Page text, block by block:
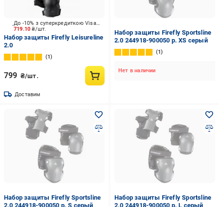
719.10₴/шт.
До -10% з суперкредиткою Visa Вигода
Набор защиты Firefly Leisureline
2.0
1
799 ₴/шт.
Доставим
Набор защиты Firefly Sportsline
2.0 244918-900050 р. XS серый
1
Нет в наличии
Набор защиты Firefly Sportsline
2.0 244918-900050 р. S серый
Набор защиты Firefly Sportsline
2.0 244918-900050 р. L серый